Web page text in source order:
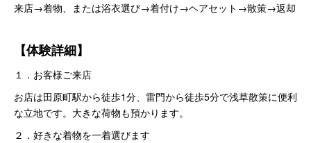
来店→着物、または浴衣選び→着付け→ヘアセット→散策→返却
【体験詳細】
１．お客様ご来店
お店は田原町駅から徒歩1分、雷門から徒歩5分で浅草散策に便利
な立地です。大きな荷物も預かります。
２．好きな着物を一着選びます